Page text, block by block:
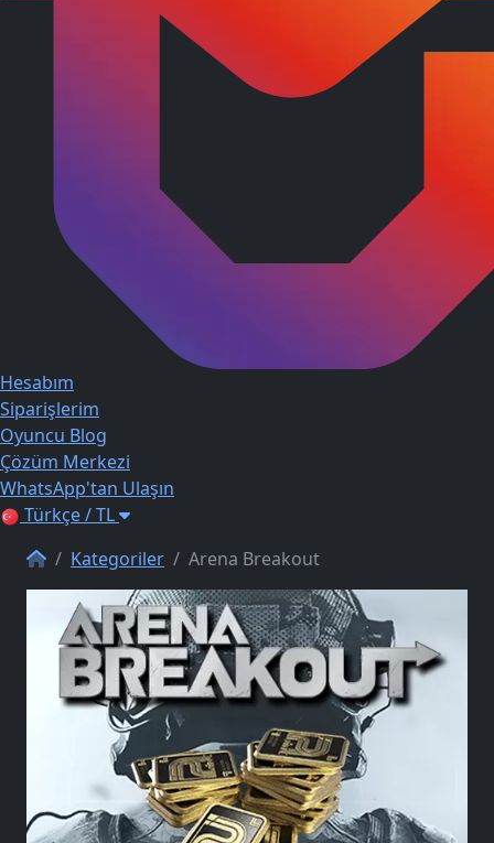
Hesabım
Siparişlerim
Oyuncu Blog
Çözüm Merkezi
WhatsApp'tan Ulaşın
Türkçe / TL
Kategoriler
Arena Breakout